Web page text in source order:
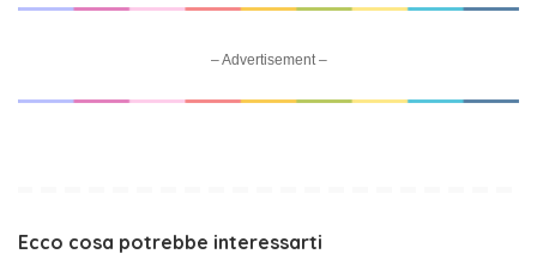
– Advertisement –
Ecco cosa potrebbe interessarti